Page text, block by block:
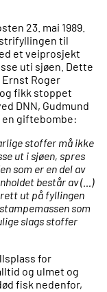
23. mai 1989.
til
et veiprosjekt
uti sjøen. Dette
Roger
fikk stoppet
DNN, Gudmund
giftebombe:
stoffer må ikke
ut i sjøen, spres
som er en del av
består av (…)
ut på fyllingen
som
slags stoffer
for
og ulmet og
fisk nedenfor,